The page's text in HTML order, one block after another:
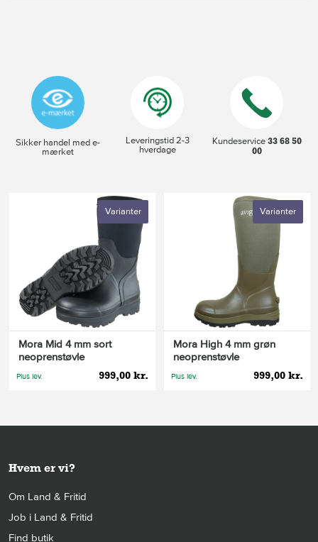
Sikker handel med e-
mærket
Leveringstid 2-3
hverdage
Kundeservice33 68 50
00
Varianter
Mora Mid 4 mm sort
neoprenstøvle
999,00 kr.
Plus lev.
Varianter
Mora High 4 mm grøn
neoprenstøvle
999,00 kr.
Plus lev.
Hvem er vi?
Om Land & Fritid
Job i Land & Fritid
Find butik